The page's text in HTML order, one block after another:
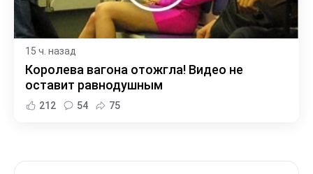
15 ч. назад
Королева вагона отожгла! Видео не
оставит равнодушным
212 54 75